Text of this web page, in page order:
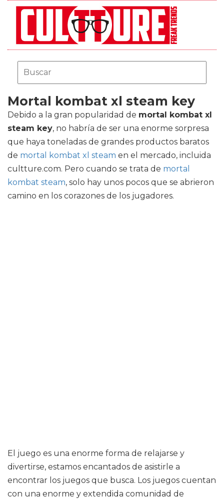
Mortal kombat xl steam key
Debido a la gran popularidad de mortal kombat xl
steam key, no habría de ser una enorme sorpresa
que haya toneladas de grandes productos baratos
de mortal kombat xl steam en el mercado, incluida
cultture.com. Pero cuando se trata de mortal
kombat steam, solo hay unos pocos que se abrieron
camino en los corazones de los jugadores.
El juego es una enorme forma de relajarse y
divertirse, estamos encantados de asistirle a
encontrar los juegos que busca. Los juegos cuentan
con una enorme y extendida comunidad de